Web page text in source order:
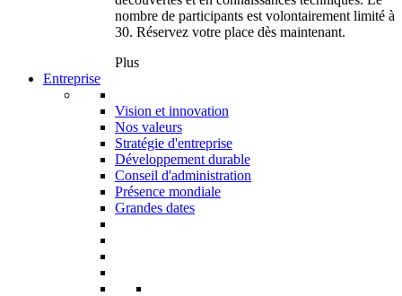
nombre de participants est volontairement limité à
30. Réservez votre place dès maintenant.
Plus
Entreprise
Vision et innovation
Nos valeurs
Stratégie d'entreprise
Développement durable
Conseil d'administration
Présence mondiale
Grandes dates